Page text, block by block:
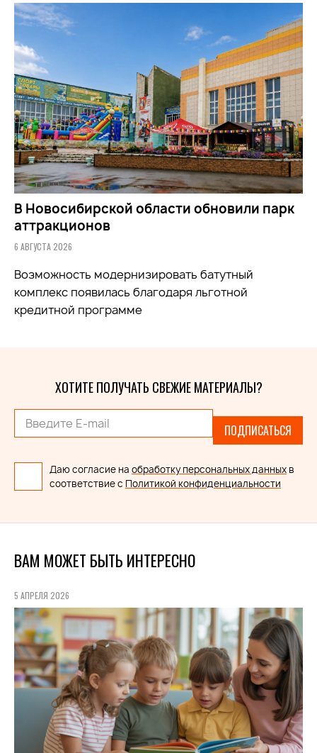
В Новосибирской области обновили парк
аттракционов
6 АВГУСТА 2026
Возможность модернизировать батутный
комплекс появилась благодаря льготной
кредитной программе
ХОТИТЕ ПОЛУЧАТЬ СВЕЖИЕ МАТЕРИАЛЫ?
ПОДПИСАТЬСЯ
Даю согласие на обработку персональных данных в
соответствие с Политикой конфиденциальности
ВАМ МОЖЕТ БЫТЬ ИНТЕРЕСНО
5 АПРЕЛЯ 2026